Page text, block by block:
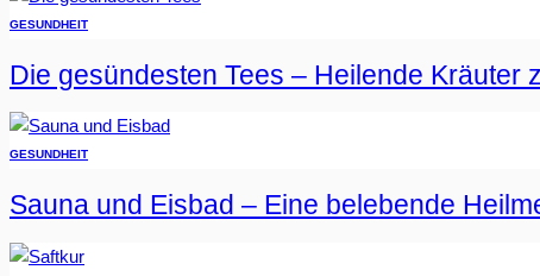
GESUNDHEIT
Die gesündesten Tees – Heilende Kräuter
GESUNDHEIT
Sauna und Eisbad – Eine belebende